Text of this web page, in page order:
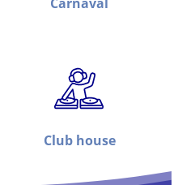
Club house